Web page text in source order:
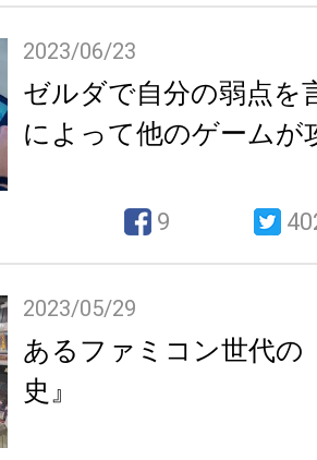
2023/06/23
ゼルダで自分の弱点を
によって他のゲームが
9
2023/05/29
あるファミコン世代の
史』